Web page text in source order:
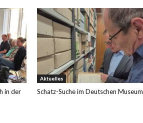
in der
Aktuelles
Schatz-Suche im Deutschen Museum